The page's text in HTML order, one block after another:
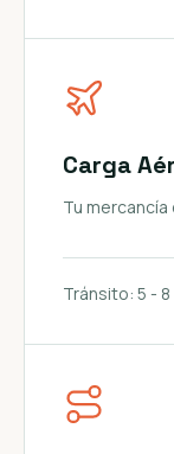
Carga
Tu mercancía
Tránsito: 5 -